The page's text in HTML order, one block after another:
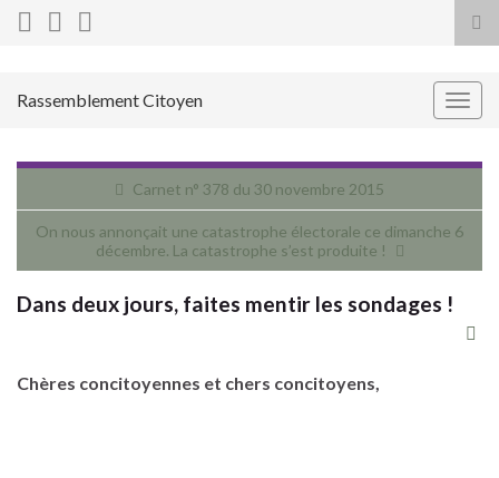
Rassemblement Citoyen
Carnet n° 378 du 30 novembre 2015
On nous annonçait une catastrophe électorale ce dimanche 6
décembre. La catastrophe s’est produite !
Dans deux jours, faites mentir les sondages !
Chères concitoyennes et chers concitoyens,